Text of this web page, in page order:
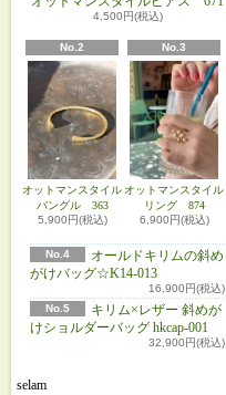
4,500円(税込)
No.2
オットマンスタイル
バングル 363
5,900円(税込)
No.3
オットマンスタイル
リング 874
6,900円(税込)
No.4
オールドキリムの斜め
がけバッグ☆K14-013
16,900円(税込)
No.5
キリム×レザー 斜めが
けショルダーバッグ hkcap-001
32,900円(税込)
selam